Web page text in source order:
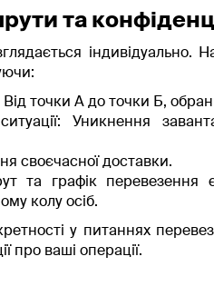
та
індивідуально.
Від точки А до точки Б,
Уникнення
своєчасної доставки.
та графік перевезення
колу осіб.
у питаннях
про ваші операції.